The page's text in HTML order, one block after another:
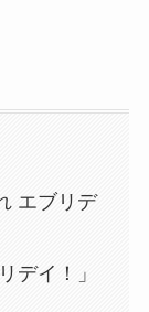
エブリデ
デイ！」